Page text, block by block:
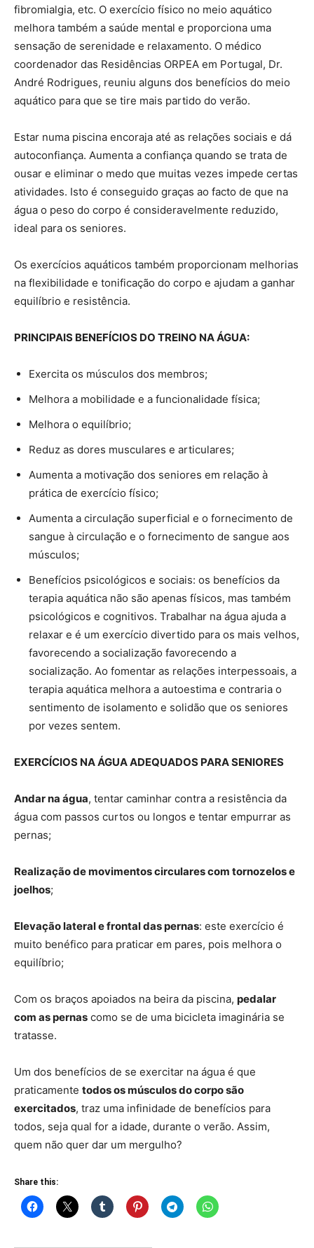
fibromialgia, etc. O exercício físico no meio aquático
melhora também a saúde mental e proporciona uma
sensação de serenidade e relaxamento. O médico
coordenador das Residências ORPEA em Portugal, Dr.
André Rodrigues, reuniu alguns dos benefícios do meio
aquático para que se tire mais partido do verão.
Estar numa piscina encoraja até as relações sociais e dá
autoconfiança. Aumenta a confiança quando se trata de
ousar e eliminar o medo que muitas vezes impede certas
atividades. Isto é conseguido graças ao facto de que na
água o peso do corpo é consideravelmente reduzido,
ideal para os seniores.
Os exercícios aquáticos também proporcionam melhorias
na flexibilidade e tonificação do corpo e ajudam a ganhar
equilíbrio e resistência.
PRINCIPAIS BENEFÍCIOS DO TREINO NA ÁGUA:
Exercita os músculos dos membros;
Melhora a mobilidade e a funcionalidade física;
Melhora o equilíbrio;
Reduz as dores musculares e articulares;
Aumenta a motivação dos seniores em relação à
prática de exercício físico;
Aumenta a circulação superficial e o fornecimento de
sangue à circulação e o fornecimento de sangue aos
músculos;
Benefícios psicológicos e sociais: os benefícios da
terapia aquática não são apenas físicos, mas também
psicológicos e cognitivos. Trabalhar na água ajuda a
relaxar e é um exercício divertido para os mais velhos,
favorecendo a socialização favorecendo a
socialização. Ao fomentar as relações interpessoais, a
terapia aquática melhora a autoestima e contraria o
sentimento de isolamento e solidão que os seniores
por vezes sentem.
EXERCÍCIOS NA ÁGUA ADEQUADOS PARA SENIORES
Andar na água, tentar caminhar contra a resistência da
água com passos curtos ou longos e tentar empurrar as
pernas;
Realização de movimentos circulares com tornozelos e
joelhos;
Elevação lateral e frontal das pernas: este exercício é
muito benéfico para praticar em pares, pois melhora o
equilíbrio;
Com os braços apoiados na beira da piscina, pedalar
com as pernas como se de uma bicicleta imaginária se
tratasse.
Um dos benefícios de se exercitar na água é que
praticamente todos os músculos do corpo são
exercitados, traz uma infinidade de benefícios para
todos, seja qual for a idade, durante o verão. Assim,
quem não quer dar um mergulho?
Share this: